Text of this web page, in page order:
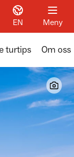
EN Meny
turtips Om oss